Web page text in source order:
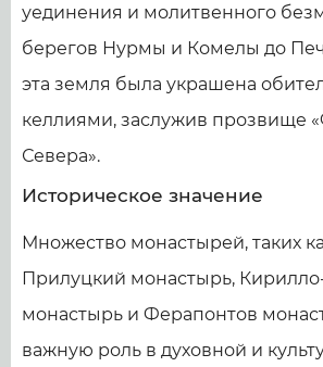
уединения и молитвенного
берегов Нурмы и Комелы до
эта земля была украшена
келлиями, заслужив прозвище
Севера».
Историческое значение
Множество монастырей, таких
Прилуцкий монастырь,
монастырь и Ферапонтов
важную роль в духовной и